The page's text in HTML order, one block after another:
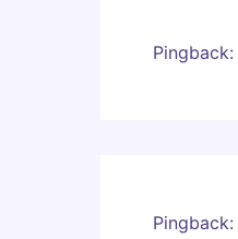
Pingback:
Pingback: